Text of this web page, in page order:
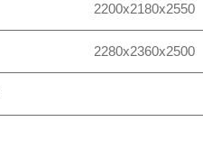
2200х2180х2550
2280х2360х2500